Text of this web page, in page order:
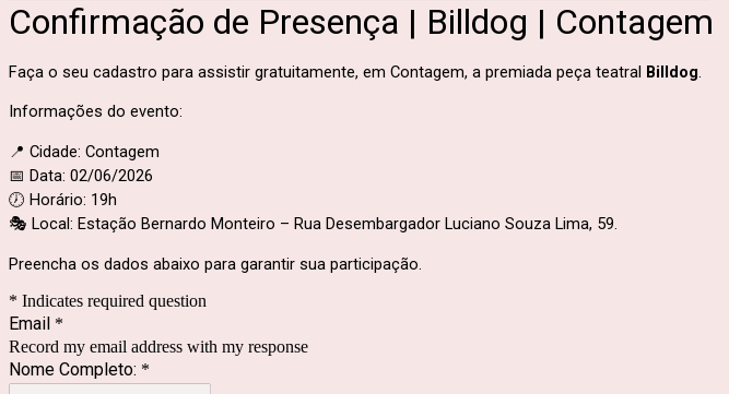
Confirmação de Presença | Billdog | Contagem
Faça o seu cadastro para assistir gratuitamente, em Contagem, a premiada peça teatral Billdog.
Informações do evento:
📍 Cidade: Contagem
📅 Data: 02/06/2026
🕖 Horário: 19h
🎭 Local: Estação Bernardo Monteiro – Rua Desembargador Luciano Souza Lima, 59.
Preencha os dados abaixo para garantir sua participação.
* Indicates required question
Email *
Record my email address with my response
Nome Completo: *